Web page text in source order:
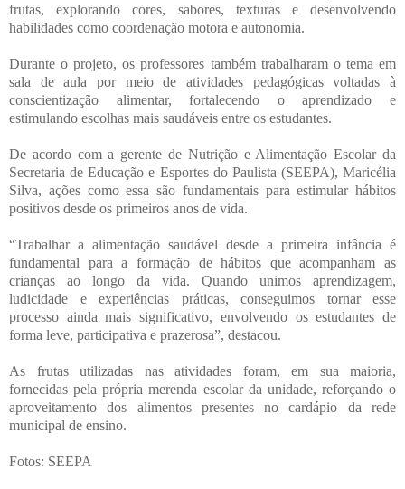
frutas, explorando cores, sabores, texturas e desenvolvendo
habilidades como coordenação motora e autonomia.
Durante o projeto, os professores também trabalharam o tema em
sala de aula por meio de atividades pedagógicas voltadas à
conscientização alimentar, fortalecendo o aprendizado e
estimulando escolhas mais saudáveis entre os estudantes.
De acordo com a gerente de Nutrição e Alimentação Escolar da
Secretaria de Educação e Esportes do Paulista (SEEPA), Maricélia
Silva, ações como essa são fundamentais para estimular hábitos
positivos desde os primeiros anos de vida.
“Trabalhar a alimentação saudável desde a primeira infância é
fundamental para a formação de hábitos que acompanham as
crianças ao longo da vida. Quando unimos aprendizagem,
ludicidade e experiências práticas, conseguimos tornar esse
processo ainda mais significativo, envolvendo os estudantes de
forma leve, participativa e prazerosa”, destacou.
As frutas utilizadas nas atividades foram, em sua maioria,
fornecidas pela própria merenda escolar da unidade, reforçando o
aproveitamento dos alimentos presentes no cardápio da rede
municipal de ensino.
Fotos: SEEPA